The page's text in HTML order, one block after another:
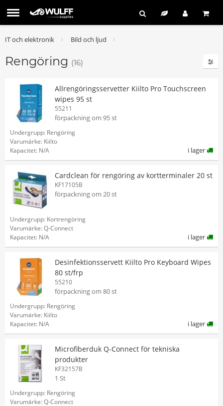
IT och elektronik Bild och ljud
Rengöring (16)
Allrengöringsservetter Kiilto Pro Touchscreen
wipes 95 st
55211
förpackning om 95 st
Undergrupp: Rengöring
Varumärke: Kiilto
Kapacitet: N/A
i lager
Cardclean för rengöring av kortterminaler 20 st
KF17105B
förpackning om 20 st
Undergrupp: Kortrengöring
Varumärke: Q-Connect
Kapacitet: N/A
i lager
Desinfektionsservett Kiilto Pro Keyboard Wipes
80 st/frp
55210
förpackning om 80 st
Undergrupp: Rengöring
Varumärke: Kiilto
Kapacitet: N/A
i lager
Microfiberduk Q-Connect för tekniska
produkter
KF32157B
1 St
Undergrupp: Rengöring
Varumärke: Q-Connect